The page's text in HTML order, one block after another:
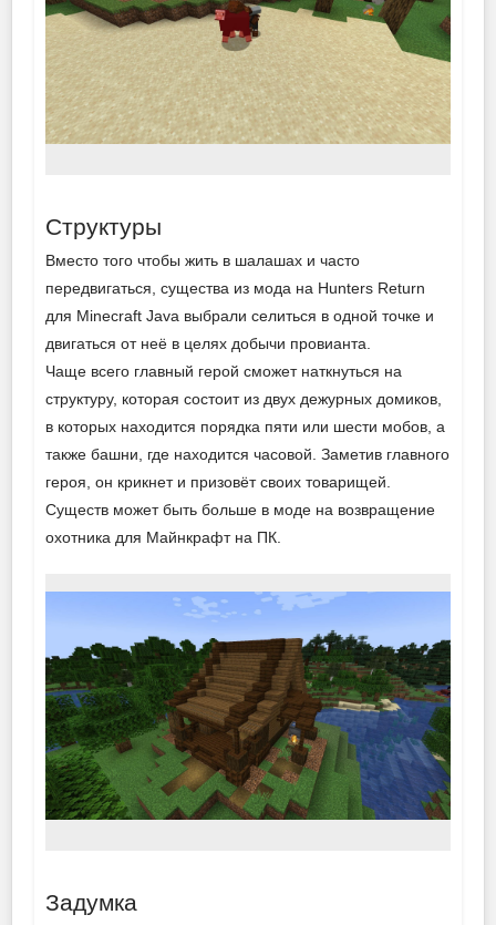
Структуры
Вместо того чтобы жить в шалашах и часто
передвигаться, существа из мода на Hunters Return
для Minecraft Java выбрали селиться в одной точке и
двигаться от неё в целях добычи провианта.
Чаще всего главный герой сможет наткнуться на
структуру, которая состоит из двух дежурных домиков,
в которых находится порядка пяти или шести мобов, а
также башни, где находится часовой. Заметив главного
героя, он крикнет и призовёт своих товарищей.
Существ может быть больше в моде на возвращение
охотника для Майнкрафт на ПК.
Задумка